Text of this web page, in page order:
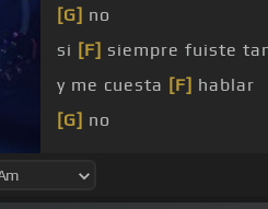
[G] no
si [F] siempre fuiste
y me cuesta [F] hablar
[G] no